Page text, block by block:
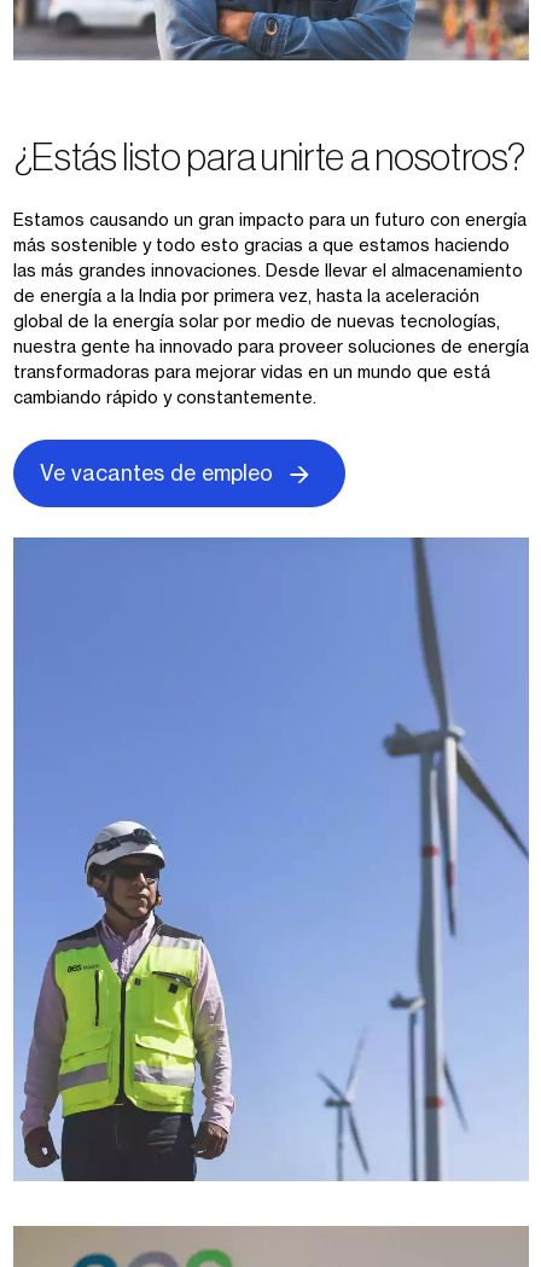
¿Estás listo para unirte a nosotros?
Estamos causando un gran impacto para un futuro con energía
más sostenible y todo esto gracias a que estamos haciendo
las más grandes innovaciones. Desde llevar el almacenamiento
de energía a la India por primera vez, hasta la aceleración
global de la energía solar por medio de nuevas tecnologías,
nuestra gente ha innovado para proveer soluciones de energía
transformadoras para mejorar vidas en un mundo que está
cambiando rápido y constantemente.
Ve vacantes de empleo